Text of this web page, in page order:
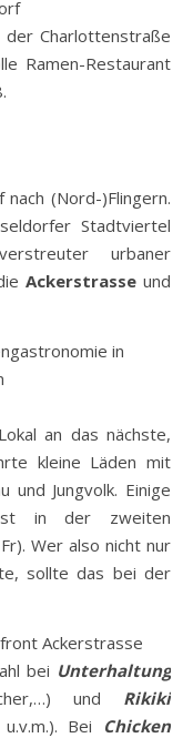
Charlottenstraße
Ramen-Restaurant
(Nord-)Flingern.
Stadtviertel
urbaner
Ackerstrasse und
an das nächste,
kleine Läden mit
und Jungvolk. Einige
in der zweiten
Wer also nicht nur
sollte das bei der
bei
Unterhaltung
undRikiki